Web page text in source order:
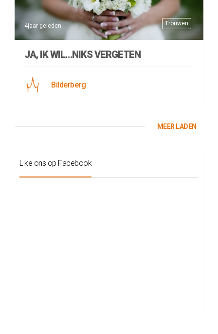
Trouwen
4jaar geleden
JA, IK WIL…NIKS VERGETEN
Bilderberg
MEER LADEN
Like ons op Facebook